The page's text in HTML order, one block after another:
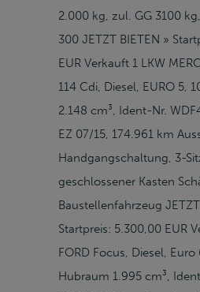
2.000 kg, zul. GG 3100
300 JETZT BIETEN »
EUR Verkauft 1 LKW
114 Cdi, Diesel, EURO 5,
2.148 cm³, Ident-Nr.
EZ 07/15, 174.961 km
Handgangschaltung, 3-
geschlossener Kasten
Baustellenfahrzeug
Startpreis: 5.300,00 EUR
FORD Focus, Diesel, Euro
Hubraum 1.995 cm³,